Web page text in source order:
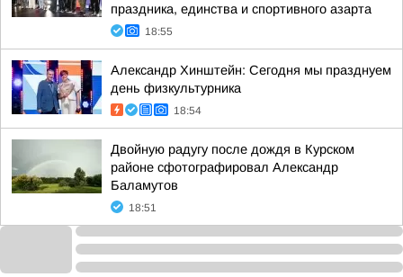
праздника, единства и спортивного азарта
18:55
Александр Хинштейн: Сегодня мы празднуем
день физкультурника
18:54
Двойную радугу после дождя в Курском
районе сфотографировал Александр
Баламутов
18:51